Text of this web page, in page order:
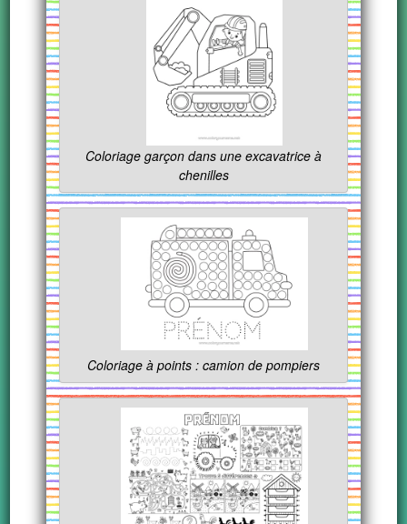
Coloriage garçon dans une excavatrice à
chenilles
Coloriage à points : camion de pompiers